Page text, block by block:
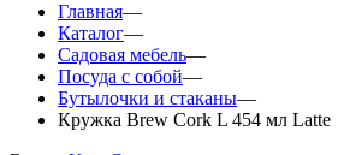
Главная—
Каталог—
Садовая мебель—
Посуда с собой—
Бутылочки и стаканы—
Кружка Brew Cork L 454 мл Latte